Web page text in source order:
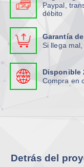
Paypal,
débito
Garantía
Si llega
Disponible
Compra en
Detrás del